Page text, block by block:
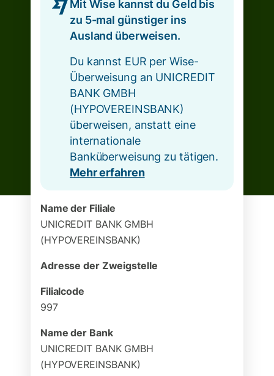
Mit Wise kannst du Geld bis
zu 5-mal günstiger ins
Ausland überweisen.
Du kannst EUR per Wise-
Überweisung an UNICREDIT
BANK GMBH
(HYPOVEREINSBANK)
überweisen, anstatt eine
internationale
Banküberweisung zu tätigen.
Mehr erfahren
Name der Filiale
UNICREDIT BANK GMBH
(HYPOVEREINSBANK)
Adresse der Zweigstelle
Filialcode
997
Name der Bank
UNICREDIT BANK GMBH
(HYPOVEREINSBANK)